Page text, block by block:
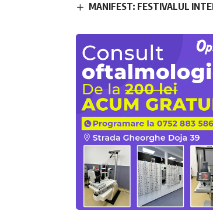
MANIFEST: FESTIVALUL